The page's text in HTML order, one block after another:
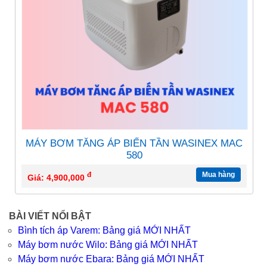
MÁY BƠM TĂNG ÁP BIẾN TẦN WASINEX MAC
580
Giá: 4,900,000 đ Mua hàng
BÀI VIẾT NỔI BẬT
Bình tích áp Varem: Bảng giá MỚI NHẤT
Máy bơm nước Wilo: Bảng giá MỚI NHẤT
Máy bơm nước Ebara: Bảng giá MỚI NHẤT